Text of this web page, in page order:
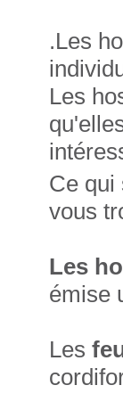
.Les
Les
Ce qui
vous
Les
émise
Les